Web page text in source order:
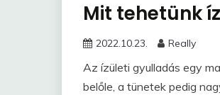
Mit tehetünk
2022.10.23. Really
Az ízületi gyulladás egy
belőle, a tünetek pedig